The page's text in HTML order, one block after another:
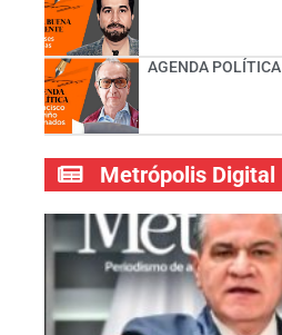
AGENDA POLÍTICA
Metrópolis Digital